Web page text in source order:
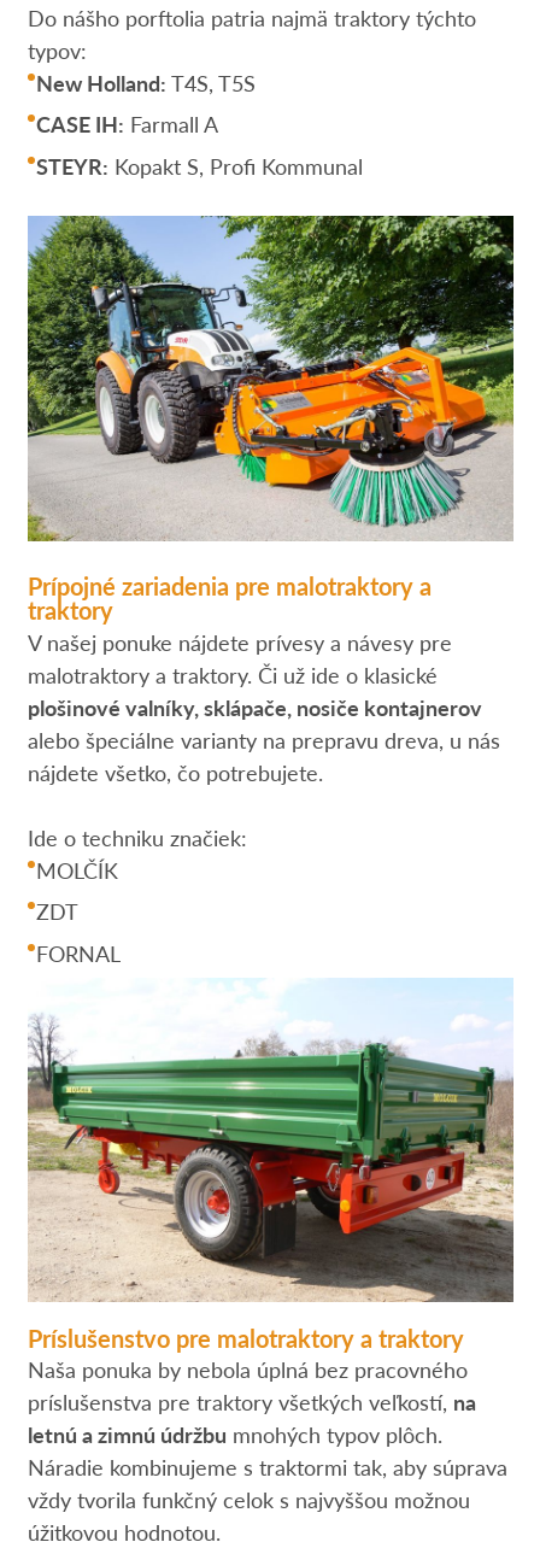
Do nášho porftolia patria najmä traktory týchto
typov:
New Holland: T4S, T5S
CASE IH: Farmall A
STEYR: Kopakt S, Profi Kommunal
Prípojné zariadenia pre malotraktory a
traktory
V našej ponuke nájdete prívesy a návesy pre
malotraktory a traktory. Či už ide o klasické
plošinové valníky, sklápače, nosiče kontajnerov
alebo špeciálne varianty na prepravu dreva, u nás
nájdete všetko, čo potrebujete.
Ide o techniku značiek:
MOLČÍK
ZDT
FORNAL
Príslušenstvo pre malotraktory a traktory
Naša ponuka by nebola úplná bez pracovného
príslušenstva pre traktory všetkých veľkostí, na
letnú a zimnú údržbu mnohých typov plôch.
Náradie kombinujeme s traktormi tak, aby súprava
vždy tvorila funkčný celok s najvyššou možnou
úžitkovou hodnotou.